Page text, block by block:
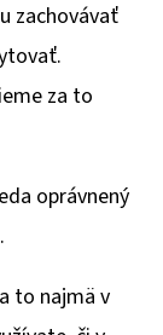
zachovávať
za to
oprávnený
to najmä v